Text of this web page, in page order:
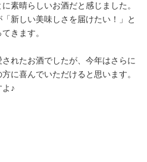
素晴らしいお酒だと感じました。
新しい美味しさを届けたい！」と
きます。
れたお酒でしたが、今年はさらに
に喜んでいただけると思います。
♪